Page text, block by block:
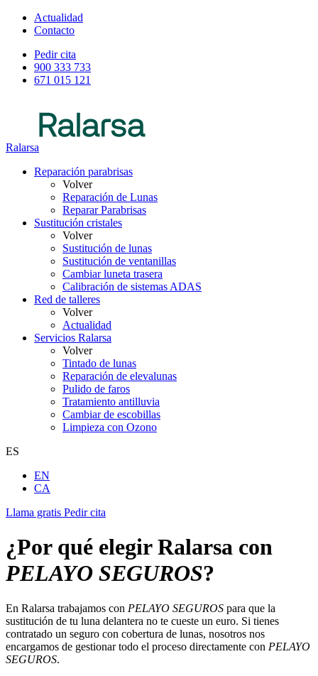
Actualidad
Contacto
Pedir cita
900 333 733
671 015 121
Ralarsa
Reparación parabrisas
Volver
Reparación de Lunas
Reparar Parabrisas
Sustitución cristales
Volver
Sustitución de lunas
Sustitución de ventanillas
Cambiar luneta trasera
Calibración de sistemas ADAS
Red de talleres
Volver
Actualidad
Servicios Ralarsa
Volver
Tintado de lunas
Reparación de elevalunas
Pulido de faros
Tratamiento antilluvia
Cambiar de escobillas
Limpieza con Ozono
ES
EN
CA
Llama gratis Pedir cita
¿Por qué elegir Ralarsa con
PELAYO SEGUROS?
En Ralarsa trabajamos con PELAYO SEGUROS para que la
sustitución de tu luna delantera no te cueste un euro. Si tienes
contratado un seguro con cobertura de lunas, nosotros nos
encargamos de gestionar todo el proceso directamente con PELAYO
SEGUROS.